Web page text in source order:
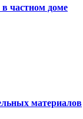
частном доме
материалов